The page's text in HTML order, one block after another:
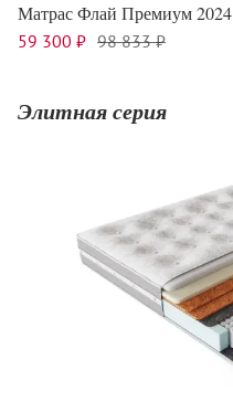
Матрас Флай Премиум 2024
59 300 ₽ 98 833 ₽
Элитная серия